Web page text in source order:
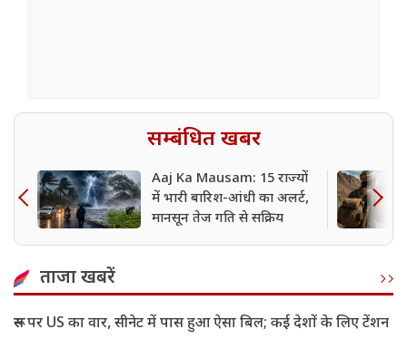
सम्बंधित खबर
Aaj Ka Mausam: 15 राज्यों
में भारी बारिश-आंधी का अलर्ट,
मानसून तेज गति से सक्रिय
ताजा खबरें
रूस पर US का वार, सीनेट में पास हुआ ऐसा बिल; कई देशों के लिए टेंशन